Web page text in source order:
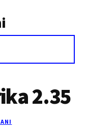
2.35